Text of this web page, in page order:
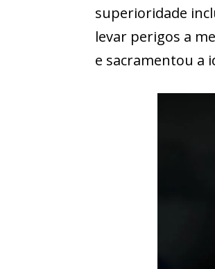
superioridade
levar perigos a
e sacramentou a